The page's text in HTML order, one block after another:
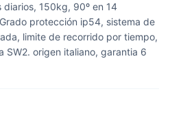
150kg, 90º en 14
protección ip54, sistema de
limite de recorrido por tiempo,
SW2. origen italiano, garantia 6